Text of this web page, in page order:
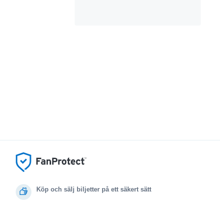
Köp och sälj biljetter på ett säkert sätt